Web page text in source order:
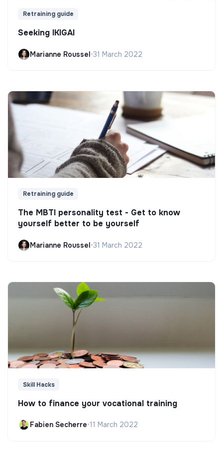
Retraining guide
Seeking IKIGAI
Marianne Roussel•31 March 2022
Retraining guide
The MBTI personality test - Get to know
yourself better to be yourself
Marianne Roussel•31 March 2022
Skill Hacks
How to finance your vocational training
Fabien Secherre•11 March 2022